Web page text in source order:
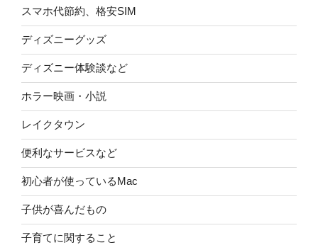
スマホ代節約、格安SIM
ディズニーグッズ
ディズニー体験談など
ホラー映画・小説
レイクタウン
便利なサービスなど
初心者が使っているMac
子供が喜んだもの
子育てに関すること